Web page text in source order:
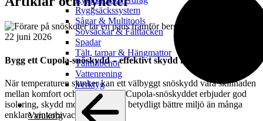
Ryggsäckssystem
Sågar & Multitools
Sovsäckar & Fälttäcken
Spadar
Tält, tarpar & Hängmattor
Tälttillbehör
Vattenrening
Verktyg
Varukorg
22 juni 2026
Bygg ett Cupola-snöskydd – effektivt skydd i vintermiljö
När temperaturen sjunker kan ett välbyggt snöskydd vara skillnaden
mellan komfort och nedkylning. Cupola-snöskyddet erbjuder god
isolering, skydd mot vind och en betydligt bättre miljö än många
enklare vinterbivacker.